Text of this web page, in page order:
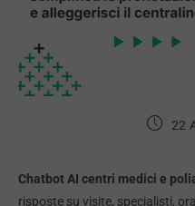
22
Chatbot AI centri medici e
risposte su visite, specialisti,